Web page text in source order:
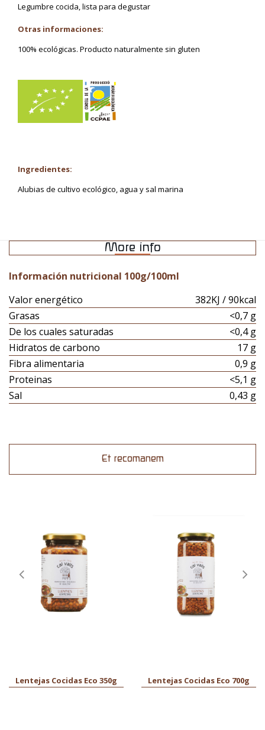
Legumbre cocida, lista para degustar
Otras informaciones:
100% ecológicas. Producto naturalmente sin gluten
Ingredientes:
Alubias de cultivo ecológico, agua y sal marina
More info
Información nutricional 100g/100ml
Valor energético
382KJ / 90kcal
Grasas
<0,7 g
De los cuales saturadas
<0,4 g
Hidratos de carbono
17 g
Fibra alimentaria
0,9 g
Proteinas
<5,1 g
Sal
0,43 g
Et recomanem
Lentejas Cocidas Eco 350g Lentejas Cocidas Eco 700g